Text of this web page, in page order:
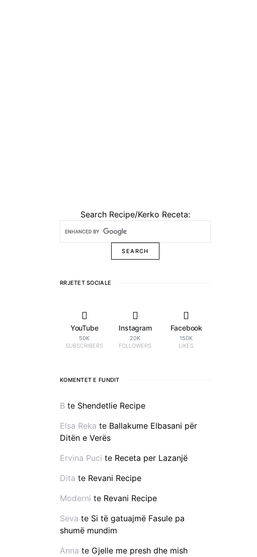
Search Recipe/Kerko Receta:
RRJETET SOCIALE
YouTube
50K
SUBSCRIBERS
Instagram
20K
FOLLOWERS
Facebook
150K
LIKES
KOMENTET E FUNDIT
B te Shendetlie Recipe
Elsa Reka te Ballakume Elbasani për
Ditën e Verës
Ervina Puci te Receta per Lazanjë
Dita te Revani Recipe
Moderni te Revani Recipe
Seva te Si të gatuajmë Fasule pa
shumë mundim
Anna te Gjelle me presh dhe mish